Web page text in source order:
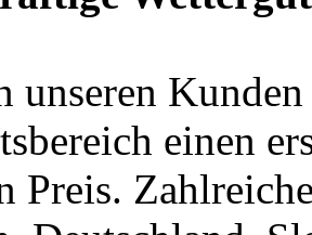
unseren
einen
Preis.